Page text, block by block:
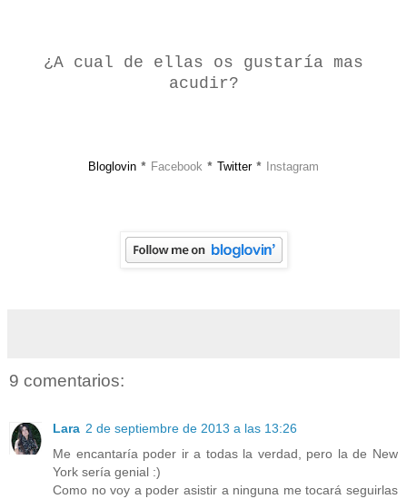
¿A cual de ellas os gustaría mas
acudir?
Bloglovin * Facebook * Twitter * Instagram
9 comentarios:
Lara 2 de septiembre de 2013 a las 13:26
Me encantaría poder ir a todas la verdad, pero la de New
York sería genial :)
Como no voy a poder asistir a ninguna me tocará seguirlas